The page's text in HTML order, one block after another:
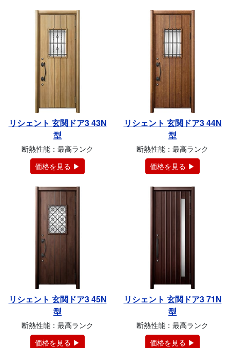
リシェント 玄関ドア3 43N
型
断熱性能：最高ランク
価格を見る ▶
リシェント 玄関ドア3 44N
型
断熱性能：最高ランク
価格を見る ▶
リシェント 玄関ドア3 45N
型
断熱性能：最高ランク
価格を見る ▶
リシェント 玄関ドア3 71N
型
断熱性能：最高ランク
価格を見る ▶